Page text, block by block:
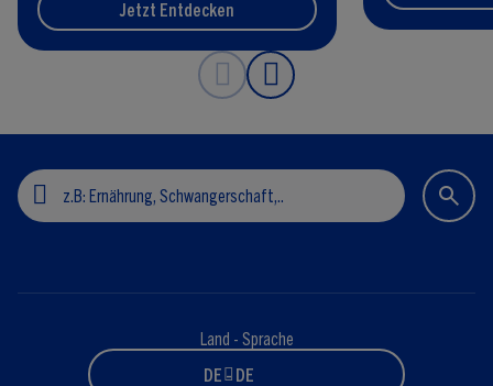
Jetzt Entdecken
Land - Sprache
DE - DE